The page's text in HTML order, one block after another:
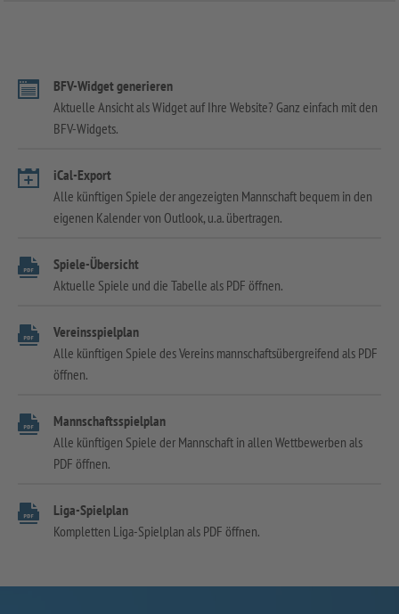
BFV-Widget generieren
Aktuelle Ansicht als Widget auf Ihre Website? Ganz einfach mit den
BFV-Widgets.
iCal-Export
Alle künftigen Spiele der angezeigten Mannschaft bequem in den
eigenen Kalender von Outlook, u.a. übertragen.
Spiele-Übersicht
Aktuelle Spiele und die Tabelle als PDF öffnen.
Vereinsspielplan
Alle künftigen Spiele des Vereins mannschaftsübergreifend als PDF
öffnen.
Mannschaftsspielplan
Alle künftigen Spiele der Mannschaft in allen Wettbewerben als
PDF öffnen.
Liga-Spielplan
Kompletten Liga-Spielplan als PDF öffnen.